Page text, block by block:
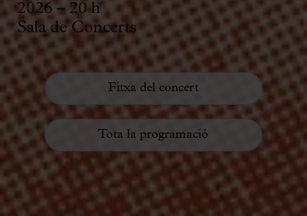
2026 – 20 h
Sala de Concerts
Fitxa del concert
Tota la programació